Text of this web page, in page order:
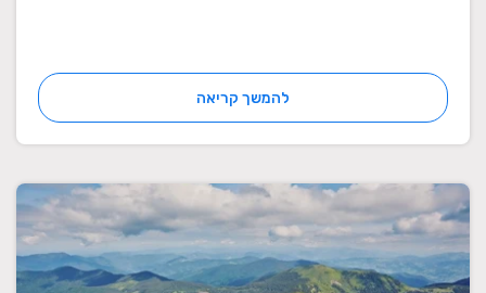
להמשך קריאה